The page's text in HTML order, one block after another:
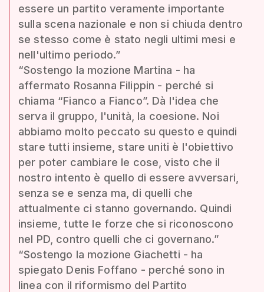
essere un partito veramente importante
sulla scena nazionale e non si chiuda dentro
se stesso come è stato negli ultimi mesi e
nell'ultimo periodo.”
“Sostengo la mozione Martina - ha
affermato Rosanna Filippin - perché si
chiama “Fianco a Fianco”. Dà l'idea che
serva il gruppo, l'unità, la coesione. Noi
abbiamo molto peccato su questo e quindi
stare tutti insieme, stare uniti è l'obiettivo
per poter cambiare le cose, visto che il
nostro intento è quello di essere avversari,
senza se e senza ma, di quelli che
attualmente ci stanno governando. Quindi
insieme, tutte le forze che si riconoscono
nel PD, contro quelli che ci governano.”
“Sostengo la mozione Giachetti - ha
spiegato Denis Foffano - perché sono in
linea con il riformismo del Partito